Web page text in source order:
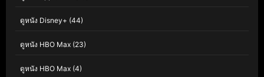
ดูหนัง Disney+ (44)
ดูหนัง HBO Max (23)
ดูหนัง HBO Max (4)